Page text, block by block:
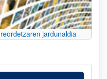
jardunaldia